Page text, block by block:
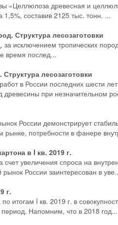
«Целлюлоза древесная и
составив 2125 тыс. тонн. ...
Структура лесозаготовки
исключением тропических
время послед...
лесозаготовки
в России последних шести
при незначительном
России демонстрирует
потребности в фанере
в I кв. 2019 г.
счет увеличения спроса на
России заинтересован в
г.
итогам I кв. 2019 г. в
Напомним, что в 2018 год...